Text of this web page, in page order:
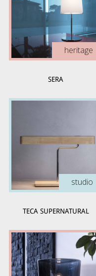
heritage
SERA
studio
TECA SUPERNATURAL